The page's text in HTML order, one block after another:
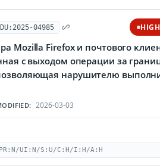
04985 HIGH
Mozilla Firefox и почтового
с выходом операции за
нарушителю
2026-03-03
UI:N/S:U/C:H/I:H/A:H